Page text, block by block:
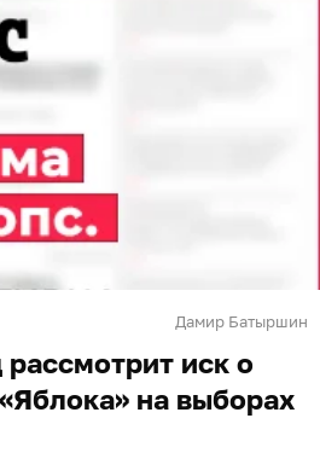
Дамир Батыршин
иск о
на выборах